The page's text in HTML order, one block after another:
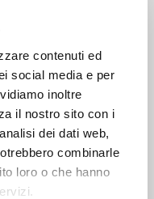
contenuti ed
social media e per
inoltre
il nostro sito con i
dei dati web,
combinarle
loro o che hanno
SRL